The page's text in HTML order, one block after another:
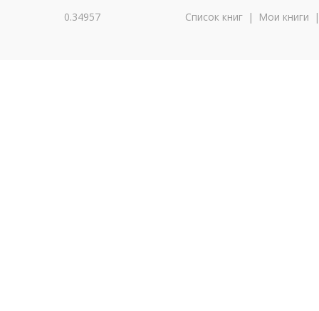
0.34957 Список книг | Мои книги |